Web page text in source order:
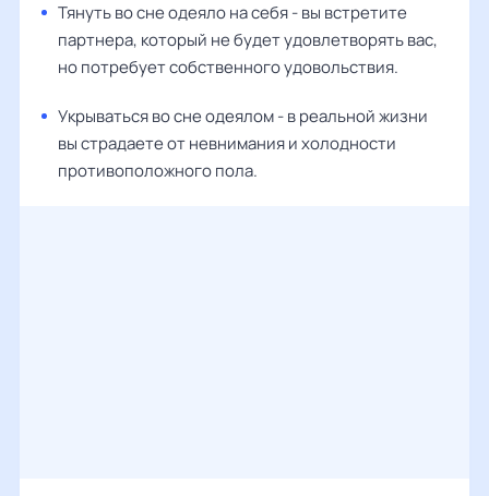
Тянуть во сне одеяло на себя - вы встретите
партнера, который не будет удовлетворять вас,
но потребует собственного удовольствия.
Укрываться во сне одеялом - в реальной жизни
вы страдаете от невнимания и холодности
противоположного пола.